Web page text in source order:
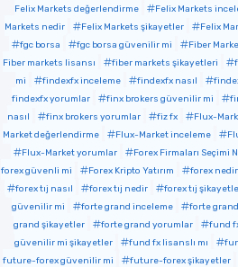
Felix Markets değerlendirme
Felix Markets
Markets nedir
Felix Markets şikayetler Felix
fgc borsa
fgc borsa güvenilir mi Fiber
Fiber markets lisansı
fiber markets şikayetleri
mi
findexfx inceleme findexfx nasıl
findexfx yorumlar
finx brokers güvenilir mi
nasıl
finx brokers yorumlar fiz fx Flux-
Market değerlendirme
Flux-Market inceleme
Flux-Market yorumlar
Forex Firmaları Seçimi
forex güvenli mi
Forex Kripto Yatırım forex nedir
forex tıj nasıl
forex tıj nedir forex tıj
güvenilir mi
forte grand inceleme forte
grand şikayetler
forte grand yorumlar fund
güvenilir mi şikayetler
fund fx lisanslı mı
future-forex güvenilir mi
future-forex şikayetler